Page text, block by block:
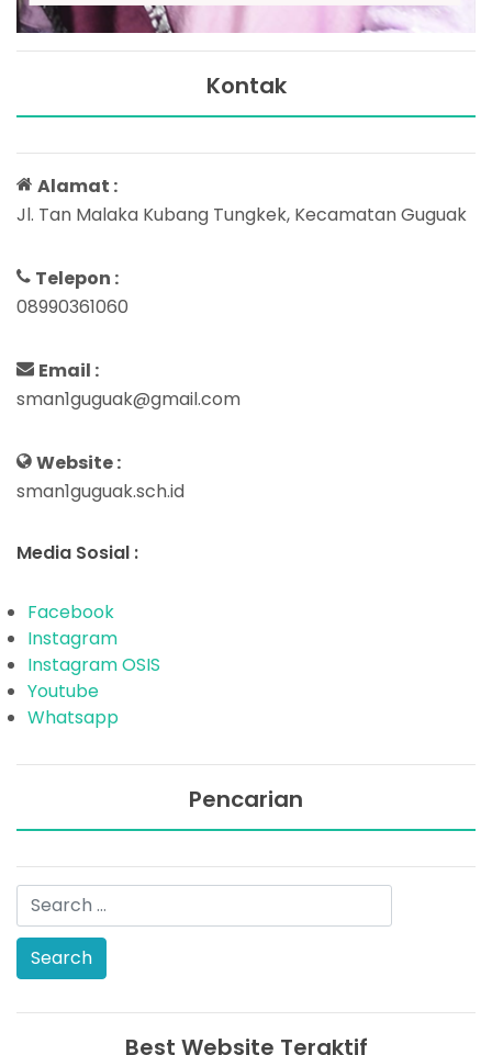
Kontak
Alamat :
Jl. Tan Malaka Kubang Tungkek, Kecamatan Guguak
Telepon :
08990361060
Email :
sman1guguak@gmail.com
Website :
sman1guguak.sch.id
Media Sosial :
Facebook
Instagram
Instagram OSIS
Youtube
Whatsapp
Pencarian
Best Website Teraktif